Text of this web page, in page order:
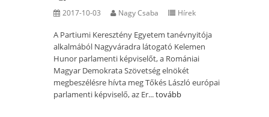
2017-10-03 Nagy Csaba Hírek
A Partiumi Keresztény Egyetem tanévnyitója
alkalmából Nagyváradra látogató Kelemen
Hunor parlamenti képviselőt, a Romániai
Magyar Demokrata Szövetség elnökét
megbeszélésre hívta meg Tőkés László európai
parlamenti képviselő, az Er...tovább